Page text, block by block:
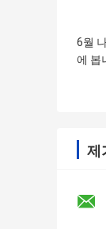
6월
에 봅
제